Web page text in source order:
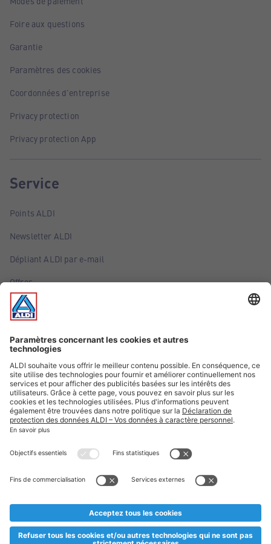
Foire aux questions
Garantie
Paramètres des cookies
Coordonnées d'entreprise
Privacy protection
Privacy protection App
Service
Points ALDI
Newsletter ALDI
Dépliant ALDI par e-mail
Offres
Infos essentielles
Suivez ALDI Luxembourg
Textes marqués d'un astérisque et mentions légales
esoulaang bis de Stock eidel ass. Mir soen Iech Merci fir Äert
Planifikatioun ausverkaaft sollte sinn. De VALORLUX-Präis an
** Op dësem Site huet d'Benotze vun der männlecher Form eng
besser Liesbarkeet am Sënn an huet keng diskriminéierend